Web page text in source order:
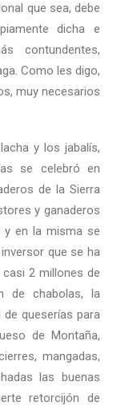
que sea, debe
dicha e
contundentes,
Como les digo,
muy necesarios
y los jabalís,
se celebró en
de la Sierra
y ganaderos
y en la misma se
que se ha
2 millones de
de chabolas, la
queserías para
de Montaña,
mangadas,
las buenas
retorcijón de